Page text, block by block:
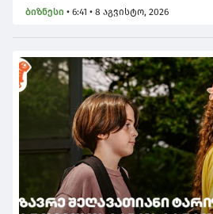
უცვლელად, BB დონეზე დატოვა,
მნიშვნელოვანია, რომ
ბიზნესი • 6:41 • 8 აგვისტო, 2026